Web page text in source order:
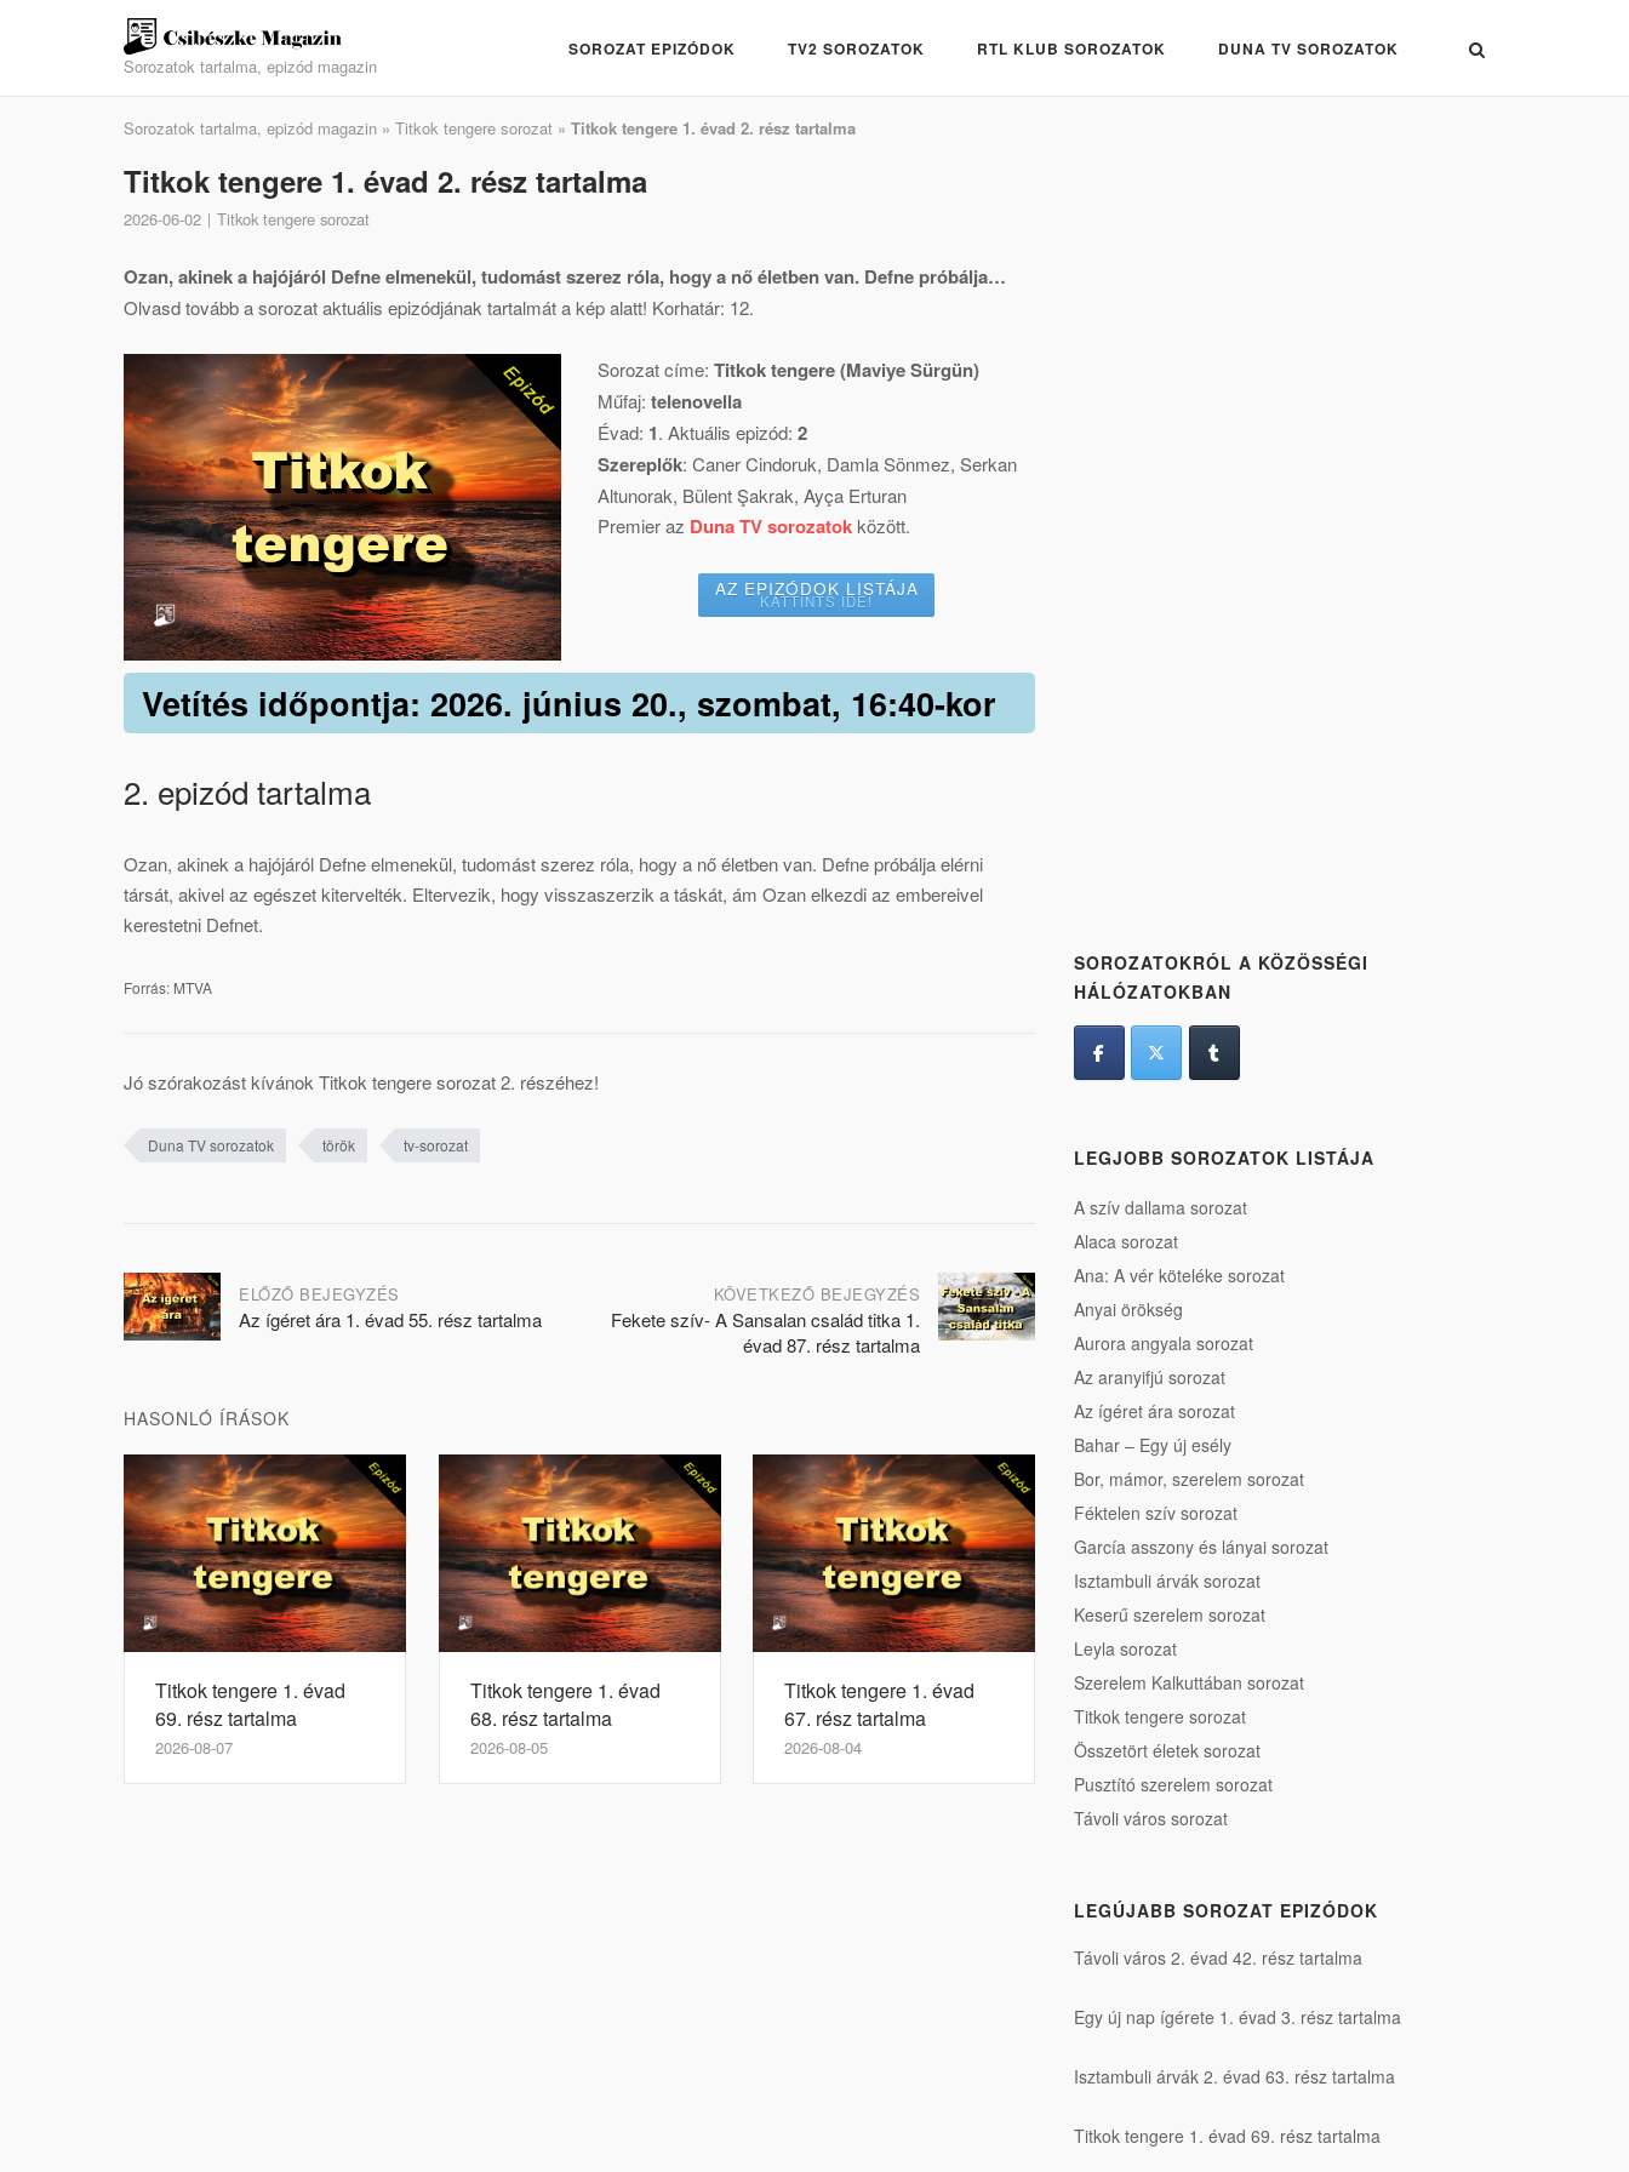
Sorozatok tartalma, epizód magazin
SOROZAT EPIZÓDOK TV2 SOROZATOK RTL KLUB SOROZATOK DUNA TV SOROZATOK
Sorozatok tartalma, epizód magazin » Titkok tengere sorozat » Titkok tengere 1. évad 2. rész tartalma
Titkok tengere 1. évad 2. rész tartalma
2026-06-02 Titkok tengere sorozat
Ozan, akinek a hajójáról Defne elmenekül, tudomást szerez róla, hogy a nő életben van. Defne próbálja…
Olvasd tovább a sorozat aktuális epizódjának tartalmát a kép alatt! Korhatár: 12.
Sorozat címe:Titkok tengere (Maviye Sürgün)
Műfaj:telenovella
Évad: 1. Aktuális epizód:2
Szereplők:Caner Cindoruk, Damla Sönmez,Serkan
Altunorak, Bülent Şakrak,Ayça Erturan
Premier az Duna TV sorozatok között.
AZ EPIZÓDOK LISTÁJA
KATTINTS IDE!
Vetítés időpontja: 2026. június 20., szombat, 16:40-kor
2. epizód tartalma
Ozan, akinek a hajójáról Defne elmenekül, tudomást szerez róla, hogy a nő életben van. Defne próbálja elérni
társát, akivel az egészet kitervelték. Eltervezik, hogy visszaszerzik a táskát, ám Ozan elkezdi az embereivel
kerestetni Defnet.
Forrás: MTVA
Jó szórakozást kívánok Titkok tengere sorozat 2. részéhez!
Duna TV sorozatok török tv-sorozat
Post
navigation
ELŐZŐ BEJEGYZÉS
Az ígéret ára 1. évad 55. rész tartalma
KÖVETKEZŐ BEJEGYZÉS
Fekete szív- A Sansalan család titka 1.
évad 87. rész tartalma
HASONLÓ ÍRÁSOK
Titkok tengere 1. évad
69. rész tartalma
2026-08-07
Titkok tengere 1. évad
68. rész tartalma
2026-08-05
Titkok tengere 1. évad
67. rész tartalma
2026-08-04
SOROZATOKRÓL A KÖZÖSSÉGI
HÁLÓZATOKBAN
LEGJOBB SOROZATOK LISTÁJA
A szív dallama sorozat
Alaca sorozat
Ana: A vér köteléke sorozat
Anyai örökség
Aurora angyala sorozat
Az aranyifjú sorozat
Az ígéret ára sorozat
Bahar – Egy új esély
Bor, mámor, szerelem sorozat
Féktelen szív sorozat
García asszony és lányai sorozat
Isztambuli árvák sorozat
Keserű szerelem sorozat
Leyla sorozat
Szerelem Kalkuttában sorozat
Titkok tengere sorozat
Összetört életek sorozat
Pusztító szerelem sorozat
Távoli város sorozat
LEGÚJABB SOROZAT EPIZÓDOK
Távoli város 2. évad 42. rész tartalma
Egy új nap ígérete 1. évad 3. rész tartalma
Isztambuli árvák 2. évad 63. rész tartalma
Titkok tengere 1. évad 69. rész tartalma